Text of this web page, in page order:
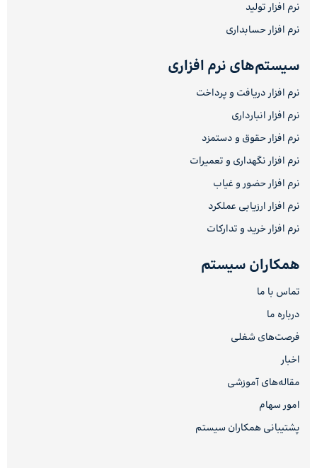
نرم افزار تولید
نرم افزار حسابداری
سیستم‌های نرم افزاری
نرم افزار دریافت و پرداخت
نرم افزار انبارداری
نرم افزار حقوق و دستمزد
نرم افزار نگهداری و تعمیرات
نرم افزار حضور و غیاب
نرم افزار ارزیابی عملکرد
نرم افزار خرید و تدارکات
همکاران سیستم
تماس با ما
درباره ما
فرصت‌های شغلی
اخبار
مقاله‌های آموزشی
امور سهام
پشتیبانی همکاران سیستم